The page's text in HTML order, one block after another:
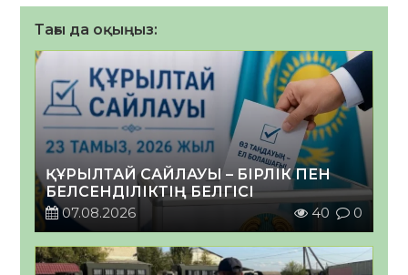
Тағы да оқыңыз:
ҚҰРЫЛТАЙ САЙЛАУЫ – БІРЛІК ПЕН
БЕЛСЕНДІЛІКТІҢ БЕЛГІСІ
07.08.2026
40 0